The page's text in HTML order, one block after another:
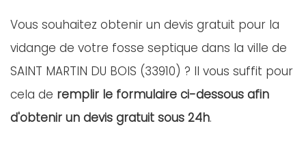
Vous souhaitez obtenir un devis gratuit pour la
vidange de votre fosse septique dans la ville de
SAINT MARTIN DU BOIS (33910) ? Il vous suffit pour
cela de remplir le formulaire ci-dessous afin
d'obtenir un devis gratuit sous 24h.